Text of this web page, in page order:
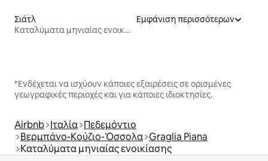
Σιάτλ
Καταλύματα μηνιαίας ενοικίασης
Εμφάνιση περισσότερων
*Ενδέχεται να ισχύουν κάποιες εξαιρέσεις σε ορισμένες
γεωγραφικές περιοχές και για κάποιες ιδιοκτησίες.
Airbnb Ιταλία Πεδεμόντιο
Βερμπάνο-Κούζιο-Όσσολα Graglia Piana
Καταλύματα μηνιαίας ενοικίασης